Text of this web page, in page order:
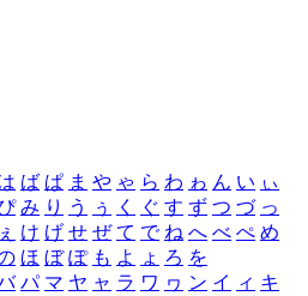
ば ぱ ま や ゃ ら わ ゎ ん い ぃ
み り う ぅ く ぐ す ず つ づ っ
ぇ け げ せ ぜ て で ね へ べ ぺ め
ほ ぼ ぽ も よ ょ ろ を
パ マ ヤ ャ ラ ワ ヮ ン イ ィ キ